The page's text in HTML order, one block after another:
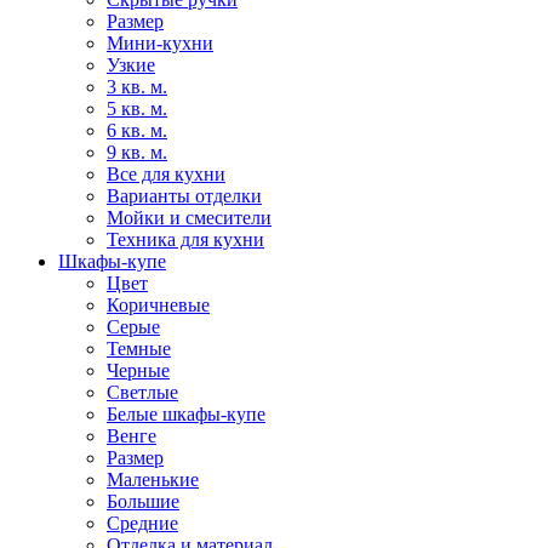
Размер
Мини-кухни
Узкие
3 кв. м.
5 кв. м.
6 кв. м.
9 кв. м.
Все для кухни
Варианты отделки
Мойки и смесители
Техника для кухни
Шкафы-купе
Цвет
Коричневые
Серые
Темные
Черные
Светлые
Белые шкафы-купе
Венге
Размер
Маленькие
Большие
Средние